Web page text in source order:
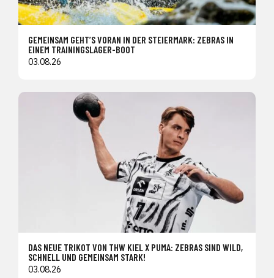
GEMEINSAM GEHT’S VORAN IN DER STEIERMARK: ZEBRAS IN
EINEM TRAININGSLAGER-BOOT
03.08.26
DAS NEUE TRIKOT VON THW KIEL X PUMA: ZEBRAS SIND WILD,
SCHNELL UND GEMEINSAM STARK!
03.08.26